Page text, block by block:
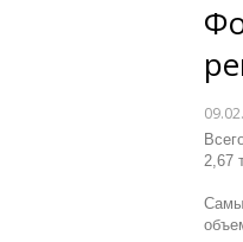
2,67